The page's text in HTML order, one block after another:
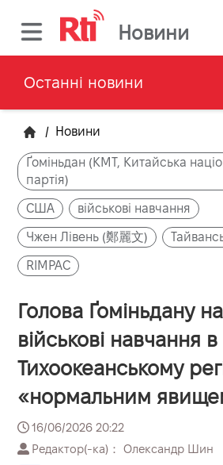
Новини
Останні новини
/ Новини
Ґоміньдан (KMT, Китайська
партія)
США військові навчання
Чжен Лівень (鄭麗文)
RIMPAC
Голова Ґоміньдану
військові навчання
Тихоокеанському
«нормальним
16/06/2026 20:22
Редактор(-ка)： Олександр Шин